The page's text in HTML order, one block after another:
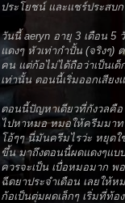
ประโยชน์ และแชร์ประสบ
วันนี้ aeryn อายุ 3 เดือน 5
แดงๆ หัวเท่ากำปั้น (จริงๆ)
คน แต่ก้อไม่ได้ถือว่าเป็นเด็
เท่านั้น ตอนนี้เริ่มออกเสีย
ตอนนี้ปัญหาเดียวที่กังวลคือ
ไปหาหมอ หมอให้ครีมมาท
โอ้ๆๆ นี่มันครีมไรว่ะ หยุดใ
ขึ้น มาถึงตอนนี้ผดแดงๆแบ
ควรจะเป็น เบื่อหมอมาก พ
ฉีดยาประจำเดือน เลยให้
ก้อเป็นตุ่มผดเล็กๆ เริ่มที่ท้อ